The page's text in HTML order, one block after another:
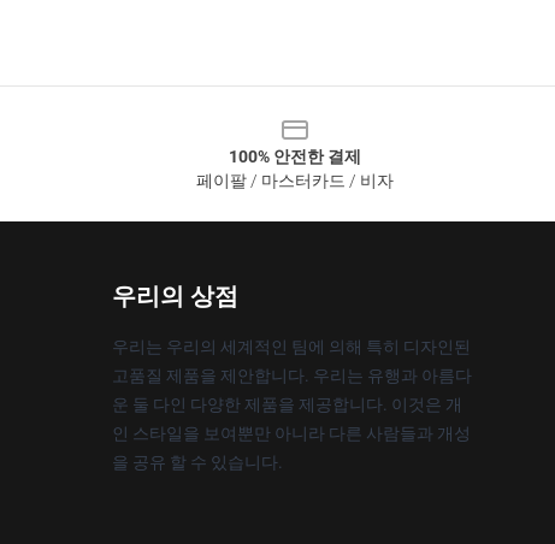
100% 안전한 결제
페이팔 / 마스터카드 / 비자
우리의 상점
우리는 우리의 세계적인 팀에 의해 특히 디자인된
고품질 제품을 제안합니다. 우리는 유행과 아름다
운 둘 다인 다양한 제품을 제공합니다. 이것은 개
인 스타일을 보여뿐만 아니라 다른 사람들과 개성
을 공유 할 수 있습니다.